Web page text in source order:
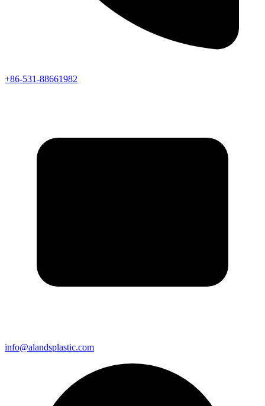
+86-531-88661982
info@alandsplastic.com